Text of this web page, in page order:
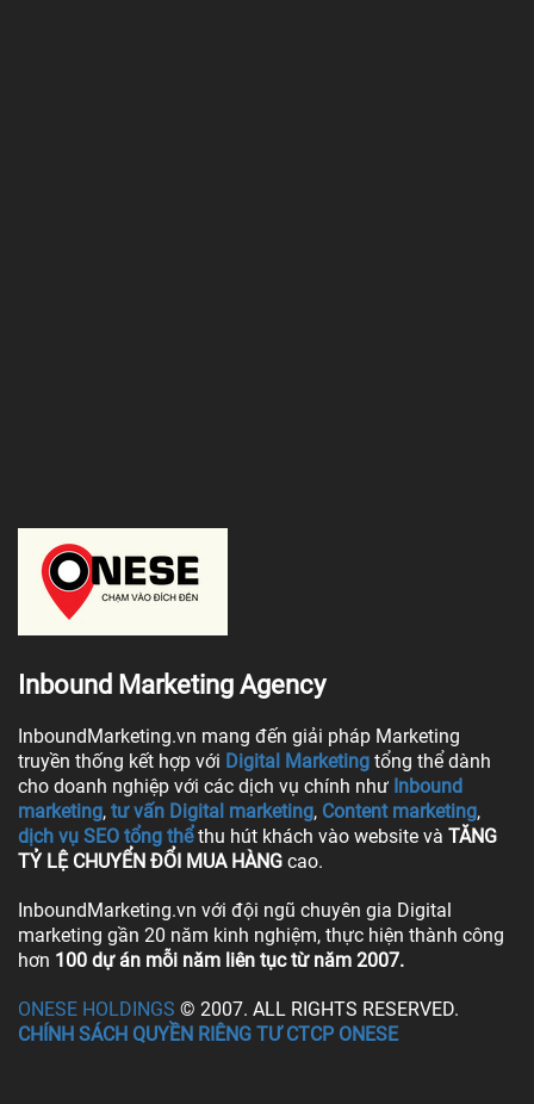
Inbound Marketing Agency
InboundMarketing.vn mang đến giải pháp Marketing
truyền thống kết hợp với Digital Marketing tổng thể dành
cho doanh nghiệp với các dịch vụ chính như Inbound
marketing, tư vấn Digital marketing, Content marketing,
dịch vụ SEO tổng thể thu hút khách vào website và TĂNG
TỶ LỆ CHUYỂN ĐỔI MUA HÀNG cao.
InboundMarketing.vn với đội ngũ chuyên gia Digital
marketing gần 20 năm kinh nghiệm, thực hiện thành công
hơn 100 dự án mỗi năm liên tục từ năm 2007.
ONESE HOLDINGS © 2007. ALL RIGHTS RESERVED.
CHÍNH SÁCH QUYỀN RIÊNG TƯ CTCP ONESE